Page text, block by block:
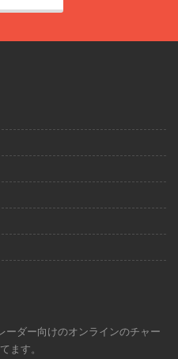
ーダー向けのオンラインのチャー
ます。